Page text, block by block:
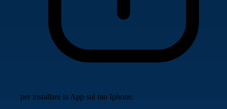
per installare la App sul tuo Iphone.